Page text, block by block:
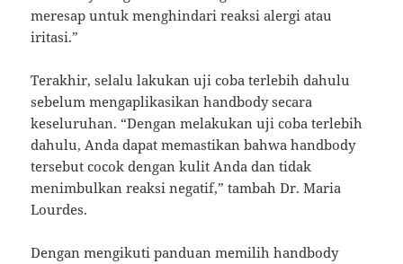
meresap untuk menghindari reaksi alergi atau
iritasi.”
Terakhir, selalu lakukan uji coba terlebih dahulu
sebelum mengaplikasikan handbody secara
keseluruhan. “Dengan melakukan uji coba terlebih
dahulu, Anda dapat memastikan bahwa handbody
tersebut cocok dengan kulit Anda dan tidak
menimbulkan reaksi negatif,” tambah Dr. Maria
Lourdes.
Dengan mengikuti panduan memilih handbody